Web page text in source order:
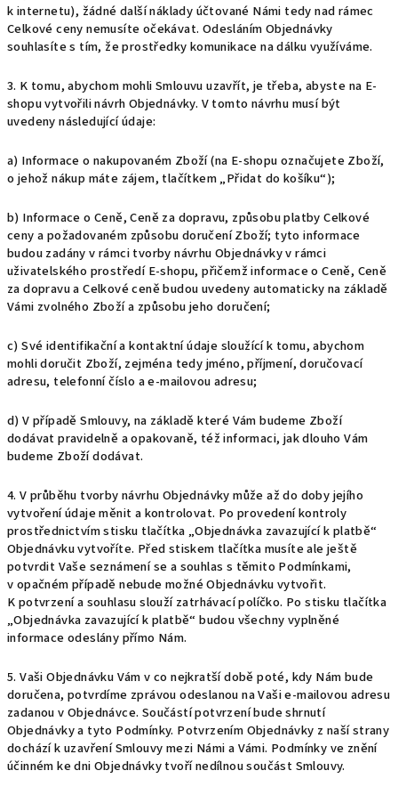
k internetu), žádné další náklady účtované Námi tedy nad rámec
Celkové ceny nemusíte očekávat. Odesláním Objednávky
souhlasíte s tím, že prostředky komunikace na dálku využíváme.
3. K tomu, abychom mohli Smlouvu uzavřít, je třeba, abyste na E-
shopu vytvořili návrh Objednávky. V tomto návrhu musí být
uvedeny následující údaje:
a) Informace o nakupovaném Zboží (na E-shopu označujete Zboží,
o jehož nákup máte zájem, tlačítkem „Přidat do košíku“);
b) Informace o Ceně, Ceně za dopravu, způsobu platby Celkové
ceny a požadovaném způsobu doručení Zboží; tyto informace
budou zadány v rámci tvorby návrhu Objednávky v rámci
uživatelského prostředí E-shopu, přičemž informace o Ceně, Ceně
za dopravu a Celkové ceně budou uvedeny automaticky na základě
Vámi zvolného Zboží a způsobu jeho doručení;
c) Své identifikační a kontaktní údaje sloužící k tomu, abychom
mohli doručit Zboží, zejména tedy jméno, příjmení, doručovací
adresu, telefonní číslo a e-mailovou adresu;
d) V případě Smlouvy, na základě které Vám budeme Zboží
dodávat pravidelně a opakovaně, též informaci, jak dlouho Vám
budeme Zboží dodávat.
4. V průběhu tvorby návrhu Objednávky může až do doby jejího
vytvoření údaje měnit a kontrolovat. Po provedení kontroly
prostřednictvím stisku tlačítka „Objednávka zavazující k platbě“
Objednávku vytvoříte. Před stiskem tlačítka musíte ale ještě
potvrdit Vaše seznámení se a souhlas s těmito Podmínkami,
v opačném případě nebude možné Objednávku vytvořit.
K potvrzení a souhlasu slouží zatrhávací políčko. Po stisku tlačítka
„Objednávka zavazující k platbě“ budou všechny vyplněné
informace odeslány přímo Nám.
5. Vaši Objednávku Vám v co nejkratší době poté, kdy Nám bude
doručena, potvrdíme zprávou odeslanou na Vaši e-mailovou adresu
zadanou v Objednávce. Součástí potvrzení bude shrnutí
Objednávky a tyto Podmínky. Potvrzením Objednávky z naší strany
dochází k uzavření Smlouvy mezi Námi a Vámi. Podmínky ve znění
účinném ke dni Objednávky tvoří nedílnou součást Smlouvy.